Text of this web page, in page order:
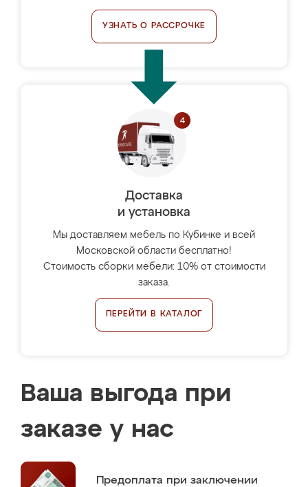
УЗНАТЬ О РАССРОЧКЕ
Доставка
и установка
Мы доставляем мебель по Кубинке и всей
Московской области бесплатно!
Стоимость сборки мебели: 10% от стоимости
заказа.
ПЕРЕЙТИ В КАТАЛОГ
Ваша выгода при
заказе у нас
Предоплата при заключении